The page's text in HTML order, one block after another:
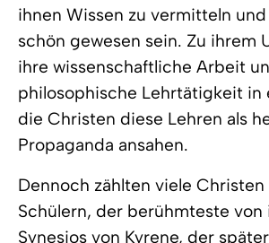
ihnen Wissen zu vermitteln
schön gewesen sein. Zu ihrem
ihre wissenschaftliche Arbeit
philosophische Lehrtätigkeit in
die Christen diese Lehren als
Propaganda ansahen.
Dennoch zählten viele Christen
Schülern, der berühmteste von
Synesios von Kyrene, der